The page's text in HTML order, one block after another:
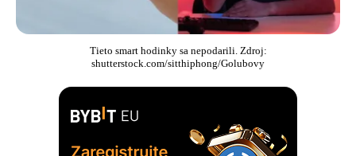
Tieto smart hodinky sa nepodarili. Zdroj:
shutterstock.com/sitthiphong/Golubovy